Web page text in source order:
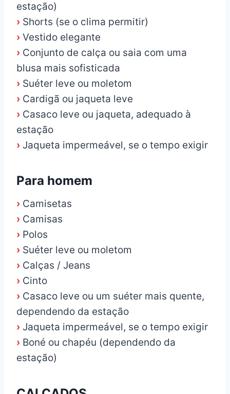
estação)
› Shorts (se o clima permitir)
› Vestido elegante
› Conjunto de calça ou saia com uma
blusa mais sofisticada
› Suéter leve ou moletom
› Cardigã ou jaqueta leve
› Casaco leve ou jaqueta, adequado à
estação
› Jaqueta impermeável, se o tempo exigir
Para homem
› Camisetas
› Camisas
› Polos
› Suéter leve ou moletom
› Calças / Jeans
› Cinto
› Casaco leve ou um suéter mais quente,
dependendo da estação
› Jaqueta impermeável, se o tempo exigir
› Boné ou chapéu (dependendo da
estação)